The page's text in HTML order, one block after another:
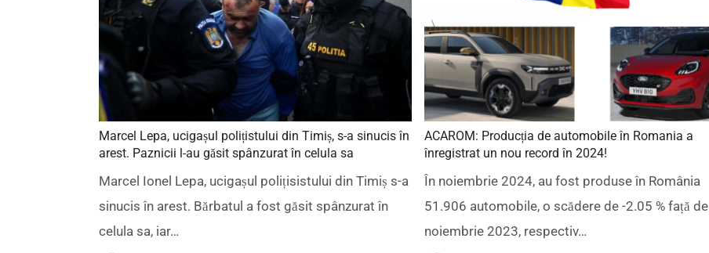
Marcel Lepa, ucigașul polițistului din Timiș, s-a sinucis în
arest. Paznicii l-au găsit spânzurat în celula sa
Marcel Ionel Lepa, ucigașul polițisistului din Timiș s-a
sinucis în arest. Bărbatul a fost găsit spânzurat în
celula sa, iar…
ACAROM: Producția de automobile în Romania a
înregistrat un nou record în 2024!
În noiembrie 2024, au fost produse în România
51.906 automobile, o scădere de -2.05 % față de
noiembrie 2023, respectiv…